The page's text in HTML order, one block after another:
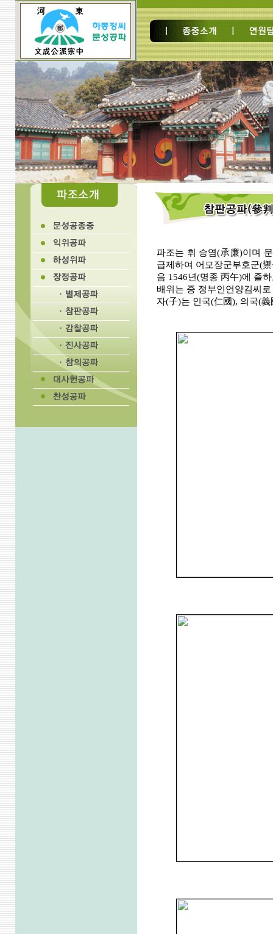
파조는 휘 승염(承廉)이며
급제하여 어모장군부호군(
음 1546년(명종 丙午)에 졸
배위는 증 정부인언양김씨
자(子)는 인국(仁國), 의국(